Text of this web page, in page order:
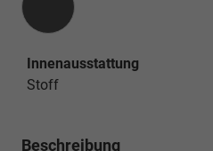
Innenausstattung
Stoff
Beschreibung